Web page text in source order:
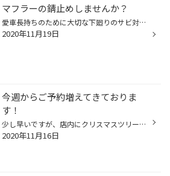
マフラーの錆止めしませんか？
愛車長持ちのために大切な下廻りのサビ対策！！ 防錆コーティングは、錆の発生を抑える効果がありますが、すでに発生しているサビの進行を遅らせる効果もあります。 効果は約半年～1年になりますので、一年に1度、継続して施工を続けると効果が続きます。 ※防錆剤は透明色です マフラーへの部分施工...
2020年11月19日
今週からご予約増えてきておりま
す！
少し早いですが、店内にクリスマスツリーを飾りつけました！ 集中得市 冬のwinterセール感謝祭開催中！ スタッドレスタイヤ(冬用タイヤ)のご相談・ご予約受付中です！ 今週からぞくぞくと取り付け予約が増えてきました！！寒くなる前に早めの準備が安心ですよ♪
2020年11月16日